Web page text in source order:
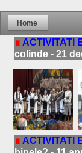
Home
∎ ACTIVITATI
colinde - 21
∎ ACTIVITATI